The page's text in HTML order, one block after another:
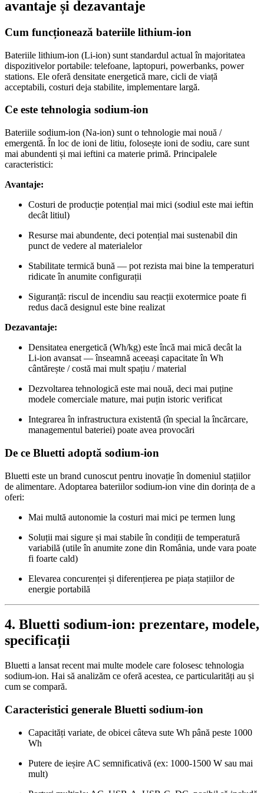
avantaje și dezavantaje
Cum funcționează bateriile lithium‑ion
Bateriile lithium‑ion (Li‑ion) sunt standardul actual în majoritatea
dispozitivelor portabile: telefoane, laptopuri, powerbanks, power
stations. Ele oferă densitate energetică mare, cicli de viață
acceptabili, costuri deja stabilite, implementare largă.
Ce este tehnologia sodium‑ion
Bateriile sodium‑ion (Na‑ion) sunt o tehnologie mai nouă /
emergentă. În loc de ioni de litiu, folosește ioni de sodiu, care sunt
mai abundenti și mai ieftini ca materie primă. Principalele
caracteristici:
Avantaje:
Costuri de producție potențial mai mici (sodiul este mai ieftin
decât litiul)
Resurse mai abundente, deci potențial mai sustenabil din
punct de vedere al materialelor
Stabilitate termică bună — pot rezista mai bine la temperaturi
ridicate în anumite configurații
Siguranță: riscul de incendiu sau reacții exotermice poate fi
redus dacă designul este bine realizat
Dezavantaje:
Densitatea energetică (Wh/kg) este încă mai mică decât la
Li‑ion avansat — înseamnă aceeași capacitate în Wh
cântărește / costă mai mult spațiu / material
Dezvoltarea tehnologică este mai nouă, deci mai puține
modele comerciale mature, mai puțin istoric verificat
Integrarea în infrastructura existentă (în special la încărcare,
managementul bateriei) poate avea provocări
De ce Bluetti adoptă sodium‑ion
Bluetti este un brand cunoscut pentru inovație în domeniul stațiilor
de alimentare. Adoptarea bateriilor sodium‑ion vine din dorința de a
oferi:
Mai multă autonomie la costuri mai mici pe termen lung
Soluții mai sigure și mai stabile în condiții de temperatură
variabilă (utile în anumite zone din România, unde vara poate
fi foarte cald)
Elevarea concurenței și diferențierea pe piața stațiilor de
energie portabilă
4. Bluetti sodium‑ion: prezentare, modele,
specificații
Bluetti a lansat recent mai multe modele care folosesc tehnologia
sodium‑ion. Hai să analizăm ce oferă acestea, ce particularități au și
cum se compară.
Caracteristici generale Bluetti sodium‑ion
Capacități variate, de obicei câteva sute Wh până peste 1000
Wh
Putere de ieșire AC semnificativă (ex: 1000‑1500 W sau mai
mult)